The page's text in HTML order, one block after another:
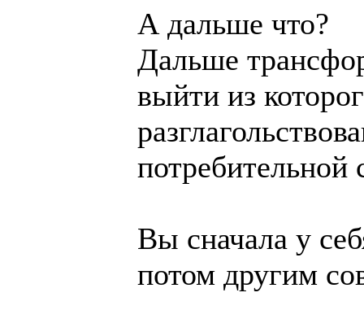
А дальше что?
Дальше
выйти из
потребительной
Вы сначала у
потом другим